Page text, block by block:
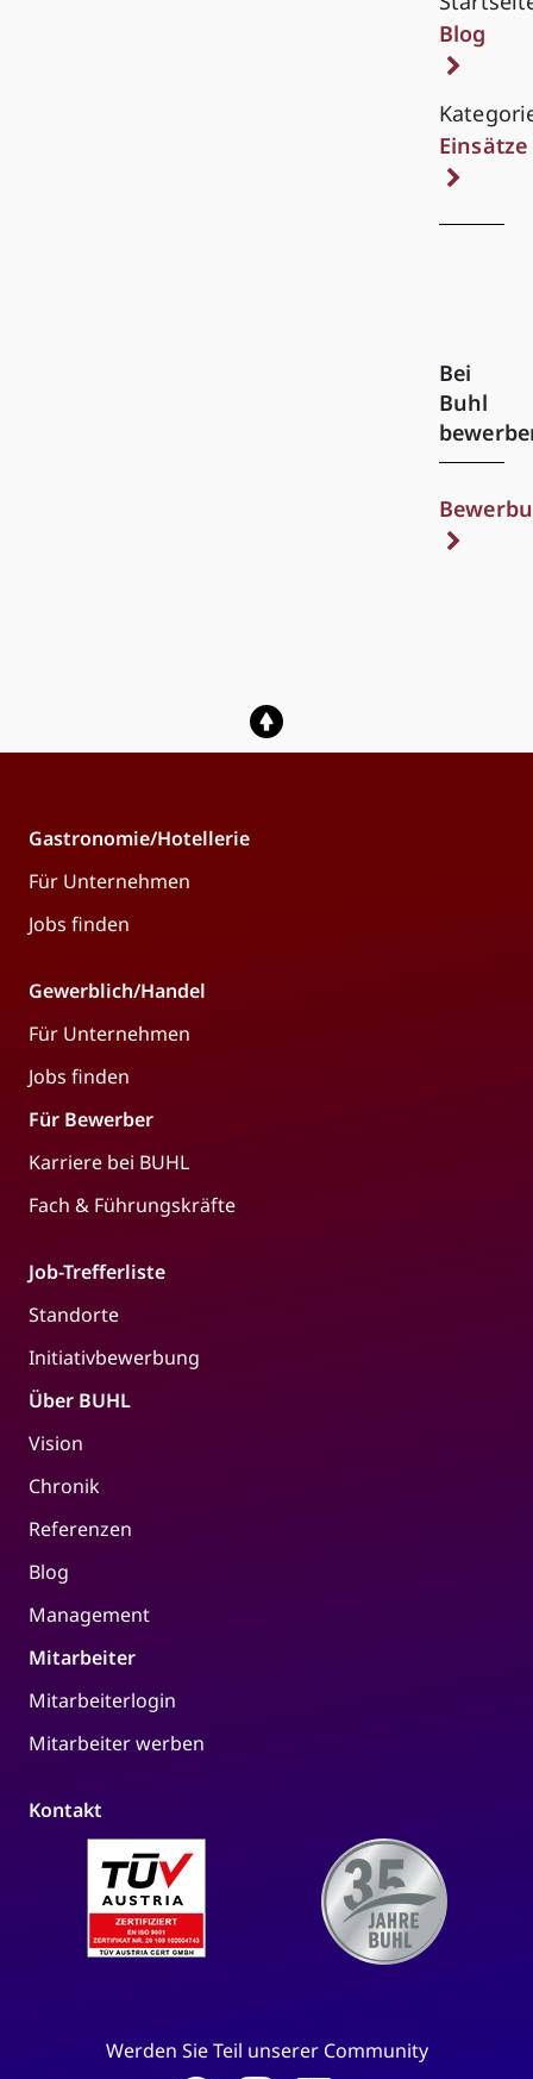
Blog
Einsätze
Bei
Buhl
Gastronomie/Hotellerie
Für Unternehmen
Jobs finden
Gewerblich/Handel
Für Unternehmen
Jobs finden
Für Bewerber
Karriere bei BUHL
Fach & Führungskräfte
Job-Trefferliste
Standorte
Initiativbewerbung
Über BUHL
Vision
Chronik
Referenzen
Blog
Management
Mitarbeiter
Mitarbeiterlogin
Mitarbeiter werben
Kontakt
Werden Sie Teil unserer Community